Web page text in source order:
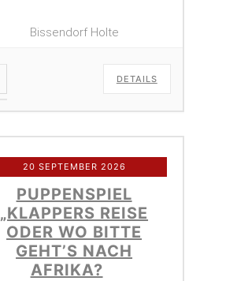
Bissendorf Holte
DETAILS
20 SEPTEMBER 2026
PUPPENSPIEL
„KLAPPERS REISE
ODER WO BITTE
GEHT’S NACH
AFRIKA?